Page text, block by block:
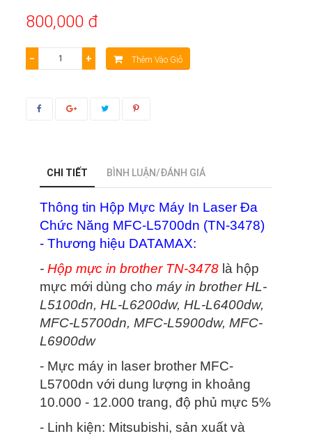
800,000 đ
− + Thêm Vào Giỏ
CHI TIẾT BÌNH LUẬN/ĐÁNH GIÁ
Thông tin Hộp Mực Máy In Laser Đa
Chức Năng MFC-L5700dn (TN-3478)
- Thương hiệu DATAMAX:
-Hộp mực in brother TN-3478 là hộp
mực mới dùng cho máy in brother HL-
L5100dn, HL-L6200dw, HL-L6400dw,
MFC-L5700dn, MFC-L5900dw, MFC-
L6900dw
- Mực máy in laser brother MFC-
L5700dn với dung lượng in khoảng
10.000 - 12.000 trang, độ phủ mực 5%
- Linh kiện: Mitsubishi, sản xuất và